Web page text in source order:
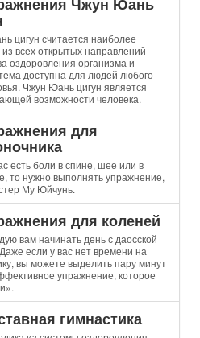
цигун считается наиболее
всех открытых направлений
оздоровления организма и
доступна для людей любого
Чжун Юань цигун является
возможности человека.
для
есть боли в спине, шее или в
то нужно выполнять упражнение,
Му Юйчунь.
для коленей
вам начинать день с даосской
если у вас нет времени на
вы можете выделить пару минут
упражнение, которое
гимнастика